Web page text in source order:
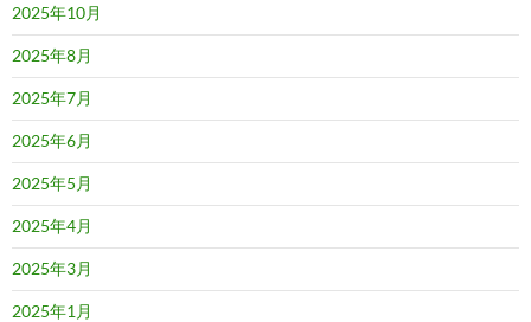
2025年10月
2025年8月
2025年7月
2025年6月
2025年5月
2025年4月
2025年3月
2025年1月